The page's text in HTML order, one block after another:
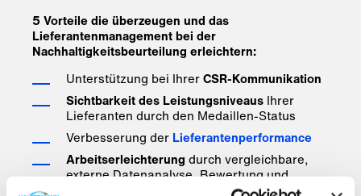
5 Vorteile die überzeugen und das
Lieferantenmanagement bei der
Nachhaltigkeitsbeurteilung erleichtern:
Unterstützung bei IhrerCSR-Kommunikation
Sichtbarkeit des Leistungsniveaus Ihrer
Lieferanten durch den Medaillen-Status
Verbesserung der Lieferantenperformance
Arbeitserleichterung durch vergleichbare,
externe Datenanalyse, Bewertung und